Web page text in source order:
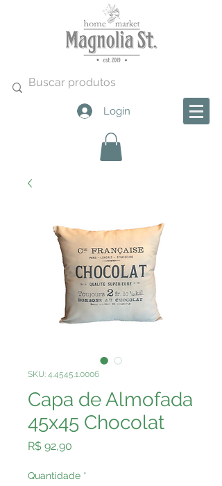
Login
SKU: 4.4545.1.0006
Capa de Almofada
45x45 Chocolat
R$ 92,90
Quantidade *